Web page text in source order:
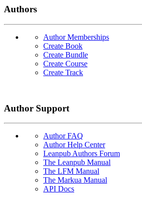
Authors
Author Memberships
Create Book
Create Bundle
Create Course
Create Track
Author Support
Author FAQ
Author Help Center
Leanpub Authors Forum
The Leanpub Manual
The LFM Manual
The Markua Manual
API Docs